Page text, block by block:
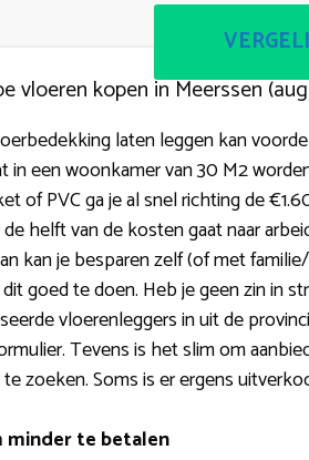
vloeren kopen in Meerssen
laten leggen kan
in een woonkamer van 30 M2
of PVC ga je al snel richting de
helft van de kosten gaat naar
kan je besparen zelf (of met
goed te doen. Heb je geen zin in
vloerenleggers in uit de
Tevens is het slim om
te zoeken. Soms is er ergens
minder te betalen